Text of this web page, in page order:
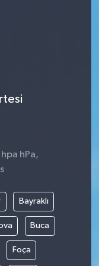
hPa,
Bayraklı
Buca
Foça